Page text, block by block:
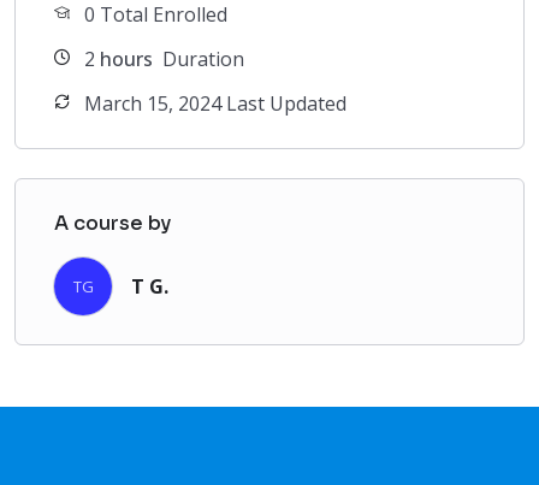
0 Total Enrolled
2 hours Duration
March 15, 2024 Last Updated
A course by
TG T G.